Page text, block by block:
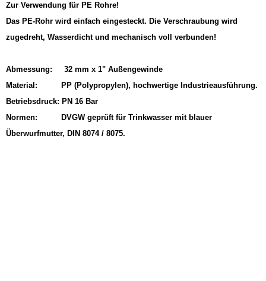
Zur Verwendung für PE Rohre!
Das PE-Rohr wird einfach eingesteckt. Die Verschraubung wird
zugedreht, Wasserdicht und mechanisch voll verbunden!
Abmessung: 32 mm x 1" Außengewinde
Material: PP (Polypropylen), hochwertige Industrieausführung.
Betriebsdruck: PN 16 Bar
Normen: DVGW geprüft für Trinkwasser mit blauer
Überwurfmutter, DIN 8074 / 8075.